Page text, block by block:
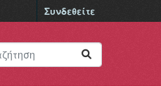
Συνδεθείτε